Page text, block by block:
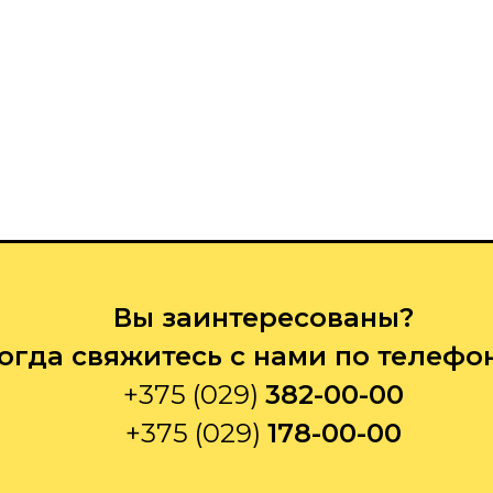
Вы заинтересованы?
свяжитесь с нами по
+375 (029) 382-00-00
+375 (029) 178-00-00